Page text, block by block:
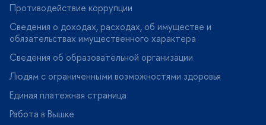
Противодействие коррупции
Сведения о доходах, расходах, об имуществе и
обязательствах имущественного характера
Сведения об образовательной организации
Людям с ограниченными возможностями здоровья
Единая платежная страница
Работа в Вышке